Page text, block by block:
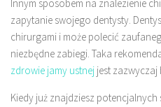
Innym sposobem na znalezienie
zapytanie swojego dentysty.
chirurgami i może polecić
niezbędne zabiegi. Taka
zdrowie jamy ustnej jest
Kiedy już znajdziesz